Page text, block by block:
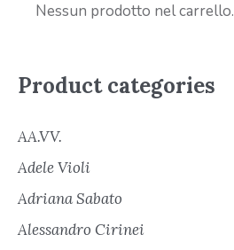
Nessun prodotto nel carrello.
Product categories
AA.VV.
Adele Violi
Adriana Sabato
Alessandro Cirinei